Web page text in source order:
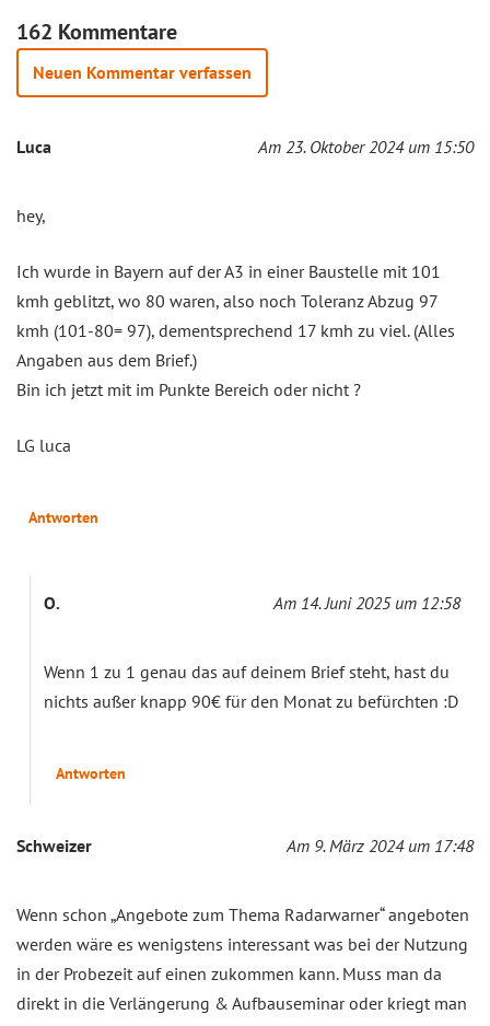
162 Kommentare
Neuen Kommentar verfassen
Luca Am 23. Oktober 2024 um 15:50
hey,
Ich wurde in Bayern auf der A3 in einer Baustelle mit 101
kmh geblitzt, wo 80 waren, also noch Toleranz Abzug 97
kmh (101-80= 97), dementsprechend 17 kmh zu viel. (Alles
Angaben aus dem Brief.)
Bin ich jetzt mit im Punkte Bereich oder nicht ?
LG luca
Antworten
O. Am 14. Juni 2025 um 12:58
Wenn 1 zu 1 genau das auf deinem Brief steht, hast du
nichts außer knapp 90€ für den Monat zu befürchten :D
Antworten
Schweizer Am 9. März 2024 um 17:48
Wenn schon „Angebote zum Thema Radarwarner“ angeboten
werden wäre es wenigstens interessant was bei der Nutzung
in der Probezeit auf einen zukommen kann. Muss man da
direkt in die Verlängerung & Aufbauseminar oder kriegt man